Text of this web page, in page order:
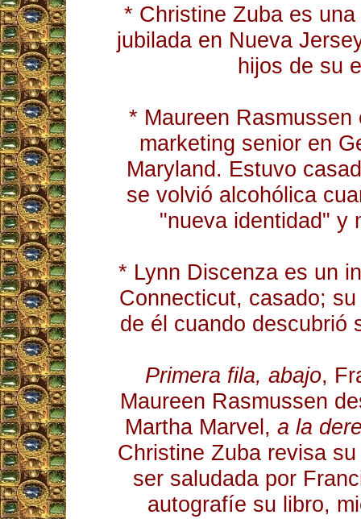
* Christine Zuba es
jubilada en Nueva
hijos de su
* Maureen
marketing senior en
Maryland. Estuvo
se volvió alcohólica
"nueva identidad" y
* Lynn Discenza es un
Connecticut, casado;
de él cuando descubrió
Primera fila, abajo,
Maureen Rasmussen
Martha Marvel, a la
Christine Zuba revisa
ser saludada por
autografíe su libro,